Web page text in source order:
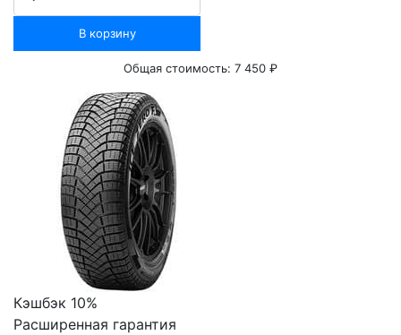
В корзину
Общая стоимость: 7 450 ₽
Кэшбэк 10%
Расширенная гарантия